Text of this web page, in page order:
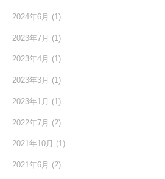
2024年6月 (1)
2023年7月 (1)
2023年4月 (1)
2023年3月 (1)
2023年1月 (1)
2022年7月 (2)
2021年10月 (1)
2021年6月 (2)